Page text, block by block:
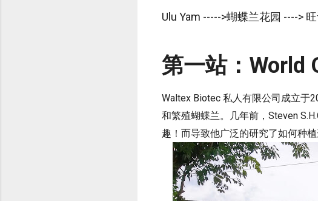
Ulu Yam ----->蝴蝶兰花园 ---->
第一站：World
Waltex Biotec 私人有限公司成立于
和繁殖蝴蝶兰。几年前，Steven
趣！而导致他广泛的研究了如何种植